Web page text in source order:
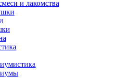
и лакомства